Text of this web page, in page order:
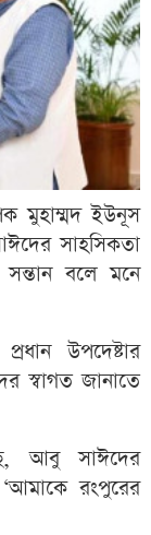
মুহাম্মদ ইউনূস
সাহসিকতা
বলে মনে
উপদেষ্টার
স্বাগত জানাতে
আবু সাঈদের
রংপুরের